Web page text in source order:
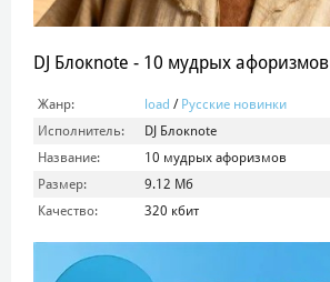
DJ Блокnote - 10 мудрых афоризмов
Жанр: load / Русские новинки
Исполнитель:
DJ Блокnote
Название:
10 мудрых афоризмов
Размер:
9.12 Мб
Качество:
320 кбит